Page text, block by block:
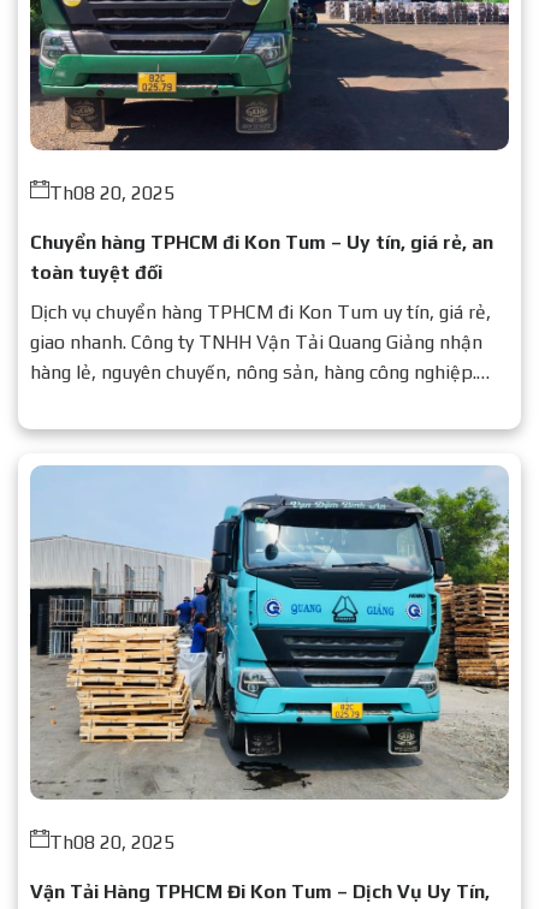
Th08 20, 2025
Chuyển hàng TPHCM đi Kon Tum – Uy tín, giá rẻ, an
toàn tuyệt đối
Dịch vụ chuyển hàng TPHCM đi Kon Tum uy tín, giá rẻ,
giao nhanh. Công ty TNHH Vận Tải Quang Giảng nhận
hàng lẻ, nguyên chuyến, nông sản, hàng công nghiệp.
Th08 20, 2025
Vận Tải Hàng TPHCM Đi Kon Tum – Dịch Vụ Uy Tín,